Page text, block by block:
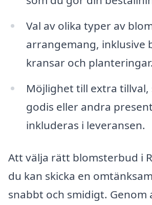
Val av olika typer av
arrangemang, inklusive
kransar och planteringar.
Möjlighet till extra tillval,
godis eller andra
inkluderas i leveransen.
Att välja rätt blomsterbud i
du kan skicka en
snabbt och smidigt. Genom